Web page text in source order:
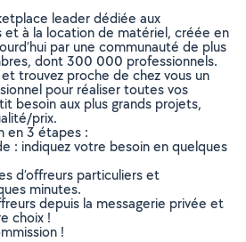
leader dédiée aux
et à la location de matériel, créée en
par une communauté de plus
dont 300 000 professionnels.
trouvez proche de chez vous un
pour réaliser toutes vos
besoin aux plus grands projets,
prix.
en 3 étapes :
: indiquez votre besoin en quelques
d’offreurs particuliers et
minutes.
depuis la messagerie privée et
choix !
!